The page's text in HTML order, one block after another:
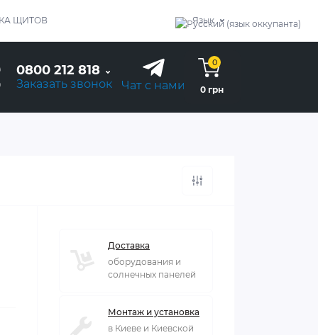
ЩИТОВ Язык
0800 212 818
Заказать звонок Чат с нами
0
0 грн
Доставка
оборудования и
солнечных панелей
Монтаж и установка
в Киеве и Киевской